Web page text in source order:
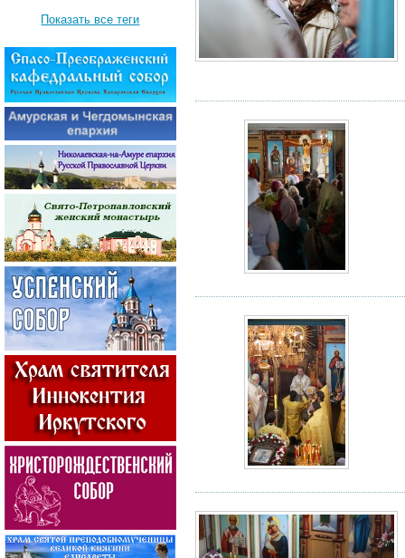
Показать все теги